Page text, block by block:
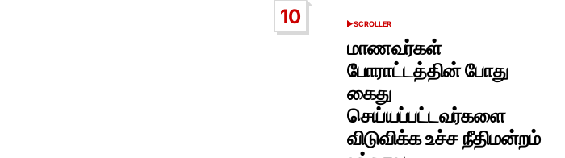
10
POSTED
SCROLLER
மாணவர்கள்
போராட்டத்தின் போது
கைது
செய்யப்பட்டவர்களை
விடுவிக்க உச்ச நீதிமன்றம்